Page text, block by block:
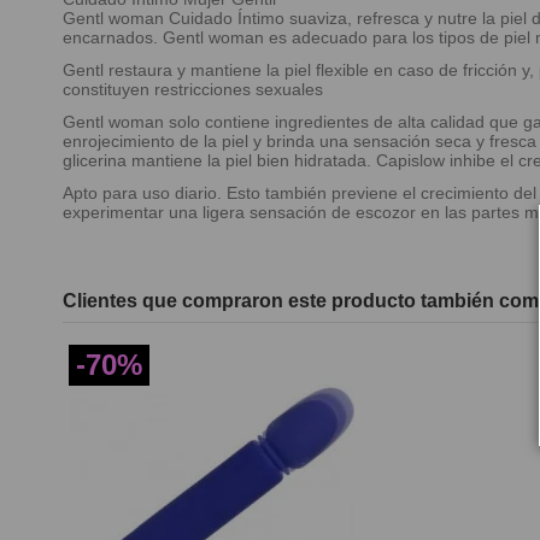
Gentl woman Cuidado Íntimo suaviza, refresca y nutre la
encarnados. Gentl woman es adecuado para los tipos de
Gentl restaura y mantiene la piel flexible en caso de fricción
constituyen restricciones sexuales
Gentl woman solo contiene ingredientes de alta calidad que
enrojecimiento de la piel y brinda una sensación seca y
glicerina mantiene la piel bien hidratada. Capislow inhibe el
Apto para uso diario. Esto también previene el crecimiento
experimentar una ligera sensación de escozor en las partes
Clientes que compraron este producto también
-70%